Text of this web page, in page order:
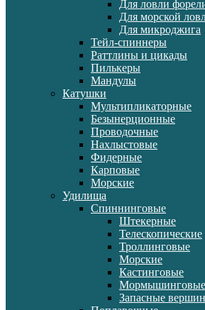
Для ловли
Для морской
Для микроджига
Тейл-спиннеры
Раттлины и цикады
Пилькеры
Мандулы
Катушки
Мультипликаторные
Безынерционные
Проводочные
Нахлыстовые
Фидерные
Карповые
Морские
Удилища
Спиннинговые
Штекерные
Телескопические
Троллинговые
Морские
Кастинговые
Мормышинговые
Запасные